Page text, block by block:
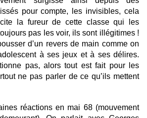
pour compte, les invisibles, cela
la fureur de cette classe qui les
pas les voir, ils sont illégitimes !
d’un revers de main comme on
à ses jeux et à ses délires.
pas, alors tout est fait pour les
ne pas parler de ce qu’ils mettent
réactions en mai 68 (mouvement